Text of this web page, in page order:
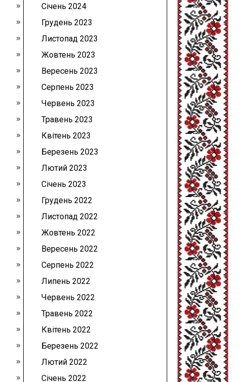
Січень 2024
Грудень 2023
Листопад 2023
Жовтень 2023
Вересень 2023
Серпень 2023
Червень 2023
Травень 2023
Квітень 2023
Березень 2023
Лютий 2023
Січень 2023
Грудень 2022
Листопад 2022
Жовтень 2022
Вересень 2022
Серпень 2022
Липень 2022
Червень 2022
Травень 2022
Квітень 2022
Березень 2022
Лютий 2022
Січень 2022